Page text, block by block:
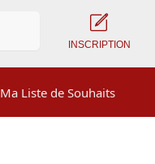
INSCRIPTION
Ma Liste de Souhaits